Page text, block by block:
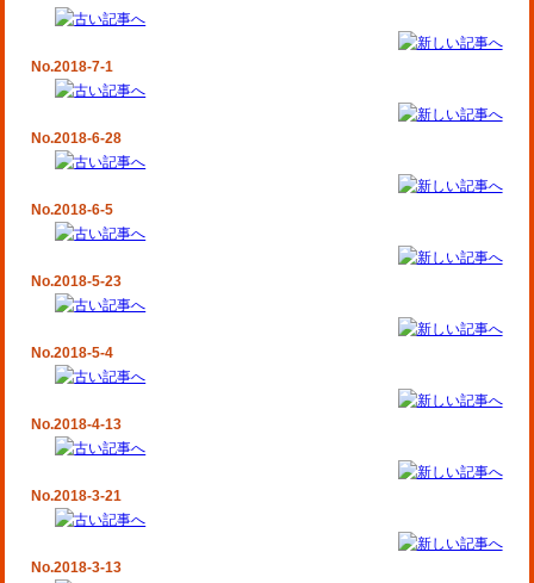
No.2018-7-1
No.2018-6-28
No.2018-6-5
No.2018-5-23
No.2018-5-4
No.2018-4-13
No.2018-3-21
No.2018-3-13